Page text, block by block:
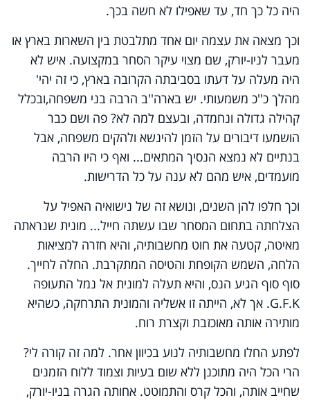
היה כל כך חד, עד שאפילו לא חשה בכך.
וכך מצאה את עצמה יום אחד מתלבטת בין השארות בארץ או
מעבר לניו-יורק, שם מצוי עיקר הסחר במקצועה. איש לא
היה מעלה על דעתו בסביבתה הקרובה בארץ, כי זה יהי'
מהלך כ''כ משמעותי. יש בארה''ב הרבה בני משפחה,ובכלל
קהילה גדולה ונחמדה, ובעצם למה לא? פה ושם כבר
הושמעו דיבורים על הזמן להינשא ולהקים משפחה, אבל
בנתיים לא נמצא הנסיך המתאים... ואף כי היו הרבה
מועמדים, איש מהם לא ענה על כל הדרישות.
וכך חלפו להן השנים, ונושא זה של נישואיה האפיל על
הצלחתה בתחום המסחר שבו עשתה חייל... מונית שנראתה
מאיטה, קטעה את חוט מחשבותיה, והיא חזרה למציאות
הלחה, השמש הקופחת והטיסה המתקרבת. החלה לחייך.
סוף סוף הגיע הנס, והיא תעלה למונית אל נמל התעופה
G.F.K. אך לא, הייתה זו אשליה והמונית התרחקה, כשהיא
מותירה אותה מאוכזבת וקצרת רוח.
לפתע החלו מחשבותיה לנוע בכיוון אחר. למה זה קורה לי?
הרי הכל היה מתוכנן ללא שום בעיות וצמוד ללוח הזמנים
שחייב אותה, והכל קרס והתמוטט. אחותה הגרה בניו-יורק,